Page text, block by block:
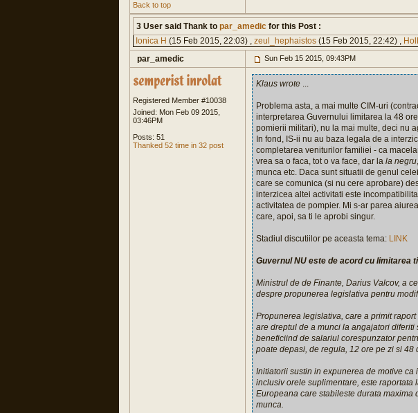
Back to top
3 User said Thank to par_amedic for this Post :
Ionica H (15 Feb 2015, 22:03) , zeul_hephaistos (15 Feb 2015, 22:42) ,
par_amedic
Sun Feb 15 2015, 09:43PM
Registered Member #10038
Joined: Mon Feb 09 2015,
03:46PM
Posts: 51
Thanked 52 time in 32 post
Klaus wrote ...
Problema asta, a mai multe CIM-uri
interpretarea Guvernului limitarea la 48
pomierii militari), nu la mai multe, deci nu
In fond, IS-ii nu au baza legala de a
completarea veniturilor familiei - ca
vrea sa o faca, tot o va face, dar la la negru
munca etc. Daca sunt situatii de genul
care se comunica (si nu cere aprobare)
interzicea altei activitati este
activitatea de pompier. Mi s-ar parea
care, apoi, sa ti le aprobi singur.
Stadiul discutiilor pe aceasta tema: LINK
Guvernul NU este de acord cu limitarea
Ministrul de de Finante, Darius Valcov, a
despre propunerea legislativa pentru
Propunerea legislativa, care a primit
are dreptul de a munci la angajatori
beneficiind de salariul corespunzator
poate depasi, de regula, 12 ore pe zi si
Initiatorii sustin in expunerea de motive
inclusiv orele suplimentare, este raportata
Europeana care stabileste durata maxima
munca.